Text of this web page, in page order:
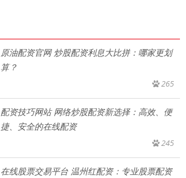
原油配资官网 炒股配资利息大比拼：哪家更划
算？
265
配资技巧网站 网络炒股配资新选择：高效、便
捷、安全的在线配资
245
在线股票交易平台 温州红配资：专业股票配资